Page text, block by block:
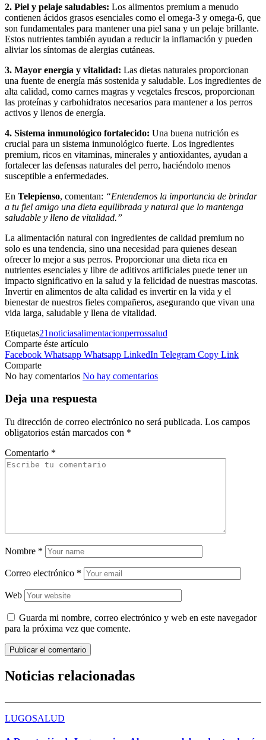
2. Piel y pelaje saludables: Los alimentos premium a menudo
contienen ácidos grasos esenciales como el omega-3 y omega-6, que
son fundamentales para mantener una piel sana y un pelaje brillante.
Estos nutrientes también ayudan a reducir la inflamación y pueden
aliviar los síntomas de alergias cutáneas.
3. Mayor energía y vitalidad: Las dietas naturales proporcionan
una fuente de energía más sostenida y saludable. Los ingredientes de
alta calidad, como carnes magras y vegetales frescos, proporcionan
las proteínas y carbohidratos necesarios para mantener a los perros
activos y llenos de energía.
4. Sistema inmunológico fortalecido: Una buena nutrición es
crucial para un sistema inmunológico fuerte. Los ingredientes
premium, ricos en vitaminas, minerales y antioxidantes, ayudan a
fortalecer las defensas naturales del perro, haciéndolo menos
susceptible a enfermedades.
En Telepienso, comentan: “Entendemos la importancia de brindar
a tu fiel amigo una dieta equilibrada y natural que lo mantenga
saludable y lleno de vitalidad.”
La alimentación natural con ingredientes de calidad premium no
solo es una tendencia, sino una necesidad para quienes desean
ofrecer lo mejor a sus perros. Proporcionar una dieta rica en
nutrientes esenciales y libre de aditivos artificiales puede tener un
impacto significativo en la salud y la felicidad de nuestras mascotas.
Invertir en alimentos de alta calidad es invertir en la vida y el
bienestar de nuestros fieles compañeros, asegurando que vivan una
vida larga, saludable y llena de vitalidad.
Etiquetas21noticiasalimentacionperrossalud
Comparte éste artículo
Facebook Whatsapp Whatsapp LinkedIn Telegram Copy Link
Comparte
No hay comentarios No hay comentarios
Deja una respuesta
Tu dirección de correo electrónico no será publicada. Los campos
obligatorios están marcados con *
Comentario *
Nombre *
Correo electrónico *
Web
Guarda mi nombre, correo electrónico y web en este navegador
para la próxima vez que comente.
Noticias relacionadas
LUGOSALUD